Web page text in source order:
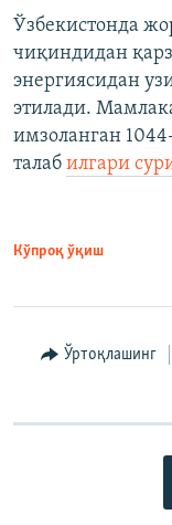
Ўзбекистонда
чиқиндидан
энергиясидан
этилади.
имзоланган
талаб илгари
Кўпроқ ўқиш
Ўртоқлашинг